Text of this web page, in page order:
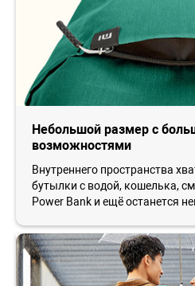
Небольшой размер с
возможностями
Внутреннего пространства
бутылки с водой, кошелька,
Power Bank и ещё останется